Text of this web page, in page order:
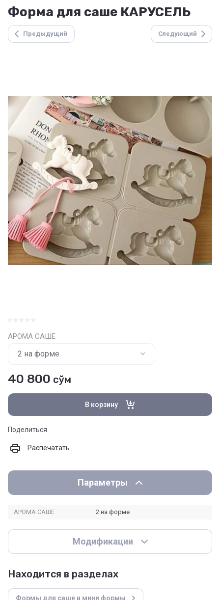
Форма для саше КАРУСЕЛЬ
Предыдущий Следующий
АРОМА САШЕ
40 800 сўм
В корзину
Поделиться
Распечатать
Параметры
АРОМА САШЕ 2 на форме
Модификации
Находится в разделах
Формы для саше и мини формы